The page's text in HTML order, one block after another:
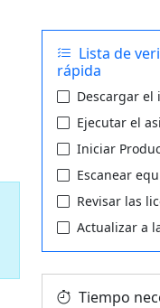
Lista de
rápida
Descargar el
Ejecutar el
Iniciar
Escanear
Revisar las
Actualizar a
Tiempo